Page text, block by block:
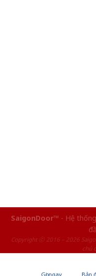
SaigonDoor™ - Hệ
Copyright ⓒ 2016 – 2026
chủ
Gọi ngay Bản